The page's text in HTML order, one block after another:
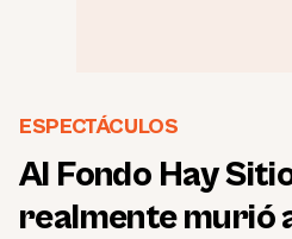
ESPECTÁCULOS
Al Fondo Hay
realmente murió